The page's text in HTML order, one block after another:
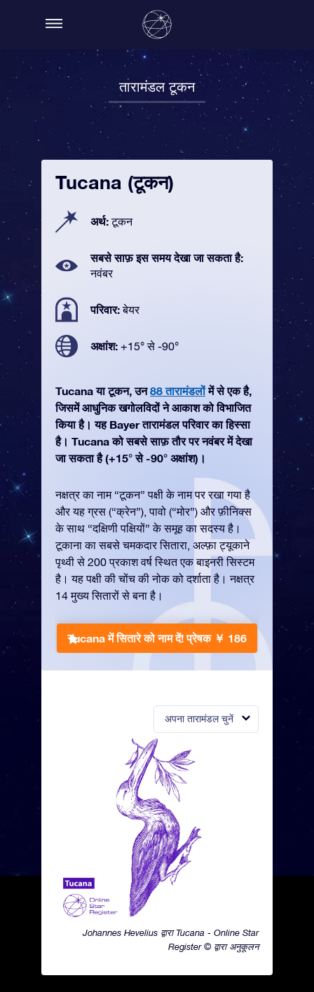
तारामंडल टूकन
अपना तारामंडल चुनें
Johannes Hevelius द्वारा Tucana - Online Star
Register © द्वारा अनुकूलन
Tucana (टूकन)
अर्थ:टूकन
सबसे साफ़ इस समय देखा जा सकता है:
नवंबर
परिवार:बेयर
अक्षांश: +15° से -90°
Tucana या टूकन, उन88 तारामंडलोंमें से एक है,
जिसमें आधुनिक खगोलविदों ने आकाश को विभाजित
किया है। यह Bayer तारामंडल परिवार का हिस्सा
है। Tucana को सबसे साफ़ तौर पर नवंबर में देखा
जा सकता है (+15° से -90° अक्षांश)।
नक्षत्र का नाम “टूकन” पक्षी के नाम पर रखा गया है
और यह ग्रस (“क्रेन”), पावो (“मोर”) और फ़ीनिक्स
के साथ “दक्षिणी पक्षियों” के समूह का सदस्य है।
टूकाना का सबसे चमकदार सितारा, अल्फ़ा ट्यूकाने
पृथ्वी से 200 प्रकाश वर्ष स्थित एक बाइनरी सिस्टम
है। यह पक्षी की चोंच की नोक को दर्शाता है। नक्षत्र
14 मुख्य सितारों से बना है।
Tucana में सितारे को नाम दें!प्रेषक ￥ 186